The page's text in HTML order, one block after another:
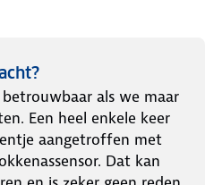
als we maar
Een heel enkele keer
aangetroffen met
Dat kan